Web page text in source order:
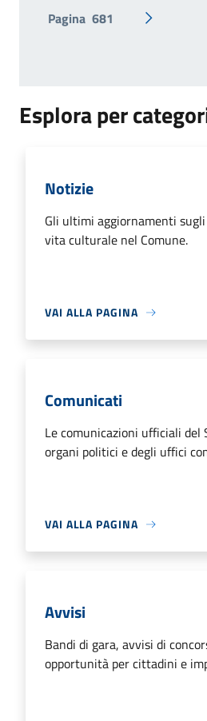
Pagina 681 Pagina
Esplora per
Notizie
Gli ultimi aggiornamenti
vita culturale nel Comune.
VAI ALLA PAGINA
Comunicati
Le comunicazioni ufficiali del
organi politici e degli uffici
VAI ALLA PAGINA
Avvisi
Bandi di gara, avvisi di
opportunità per cittadini e